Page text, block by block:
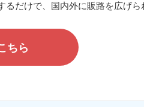
だけで、国内外に販路を広げら
ちら